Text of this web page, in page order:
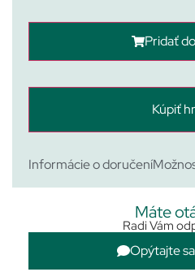
Pridať
Kúpiť
Informácie o doručení
Máte
Radi Vám
Opýtajte